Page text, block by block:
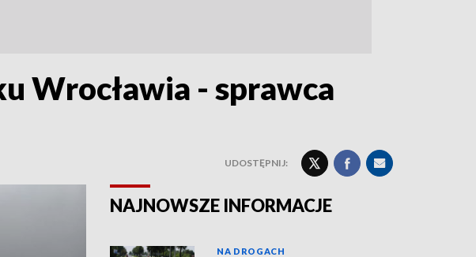
Wrocławia - sprawca
UDOSTĘPNIJ:
NAJNOWSZE INFORMACJE
NA DROGACH